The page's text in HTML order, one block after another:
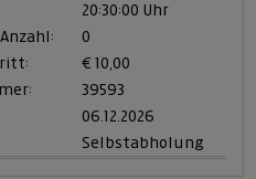
20:30:00 Uhr
0
€ 10,00
39593
06.12.2026
Selbstabholung